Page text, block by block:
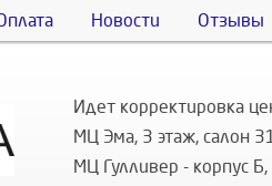
Новости Отзывы
Идет корректировка
МЦ Эма, 3 этаж, салон
МЦ Гулливер - корпус Б,